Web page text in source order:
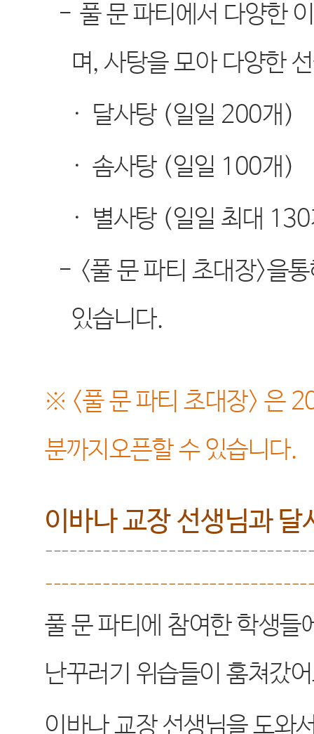
- 풀 문 파티에서 다양한
며,사탕을 모아 다양한
· 달사탕(일일 200개 )
· 솜사탕(일일 100개 )
· 별사탕(일일 최대 130
- <풀 문 파티 초대장>을
있습니다.
※ <풀 문 파티 초대장> 은
분까지오픈할 수 있습니다.
이바나 교장 선생님과 달
풀 문 파티에 참여한 학생들
난꾸러기 위습들이 훔쳐갔
이바나 교장 선생님을 도와